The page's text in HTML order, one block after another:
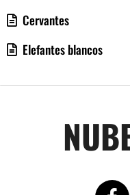
Cervantes
Elefantes blancos